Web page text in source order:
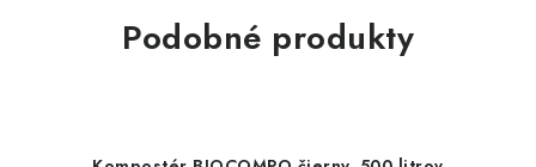
Podobné produkty